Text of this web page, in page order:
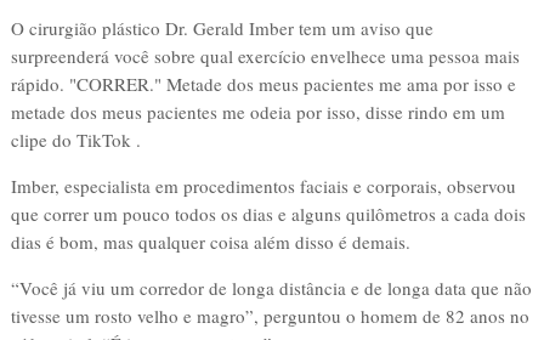
O cirurgião plástico Dr. Gerald Imber tem um aviso que
surpreenderá você sobre qual exercício envelhece uma pessoa mais
rápido. "CORRER." Metade dos meus pacientes me ama por isso e
metade dos meus pacientes me odeia por isso, disse rindo em um
clipe do TikTok .
Imber, especialista em procedimentos faciais e corporais, observou
que correr um pouco todos os dias e alguns quilômetros a cada dois
dias é bom, mas qualquer coisa além disso é demais.
“Você já viu um corredor de longa distância e de longa data que não
tivesse um rosto velho e magro”, perguntou o homem de 82 anos no